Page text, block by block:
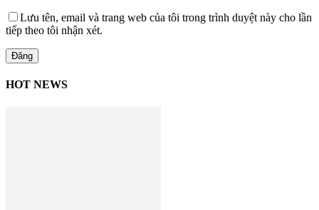
Lưu tên, email và trang web của tôi trong trình duyệt này cho lần
tiếp theo tôi nhận xét.
HOT NEWS